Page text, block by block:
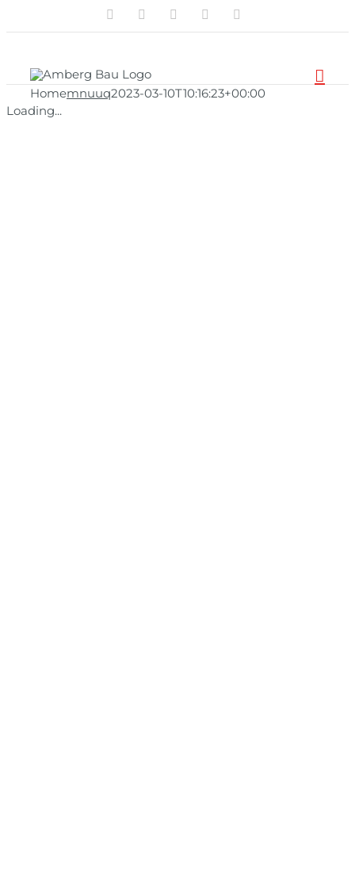
Inhalt
LinkedInInstagramFacebookYouTube
Homemnuuq2023-03-10T10:16:23+00:00
Loading...